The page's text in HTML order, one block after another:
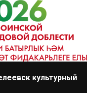
культурный